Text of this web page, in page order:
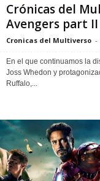
Crónicas del
Avengers part II
Cronicas del Multiverso -
En el que continuamos la
Joss Whedon y
Ruffalo,...